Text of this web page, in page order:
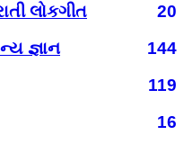
લોકગીત
20
જ્ઞાન
144
119
16